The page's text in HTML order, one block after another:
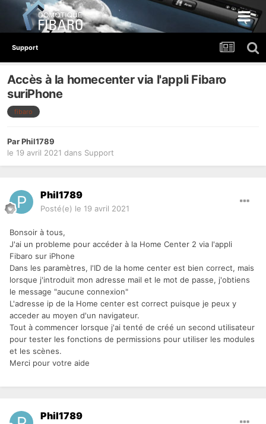
Support
Accès à la homecenter via l'appli Fibaro
suriPhone
fibaro
ParPhil1789
le 19 avril 2021 dans Support
Phil1789
Posté(e) le 19 avril 2021
Bonsoir à tous,
J'ai un probleme pour accéder à la Home Center 2 via l'appli
Fibaro sur iPhone
Dans les paramètres, l'ID de la home center est bien correct, mais
lorsque j'introduit mon adresse mail et le mot de passe, j'obtiens
le message "aucune connexion"
L'adresse ip de la Home center est correct puisque je peux y
acceder au moyen d'un navigateur.
Tout à commencer lorsque j'ai tenté de créé un second utilisateur
pour tester les fonctions de permissions pour utiliser les modules
et les scènes.
Merci pour votre aide
Phil1789